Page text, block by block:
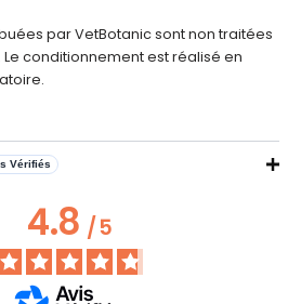
par VetBotanic sont non traitées
Le conditionnement est réalisé en
Vérifiés
4.8/5